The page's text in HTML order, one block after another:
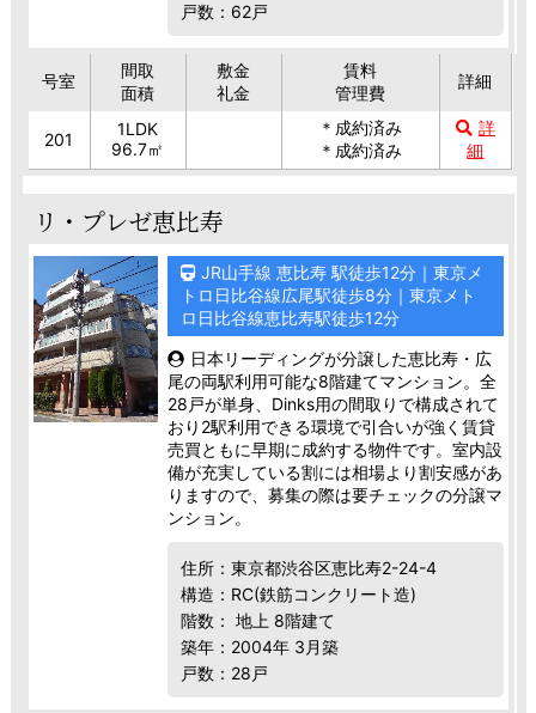
戸数：62戸
号室
間取
面積
敷金
礼金
賃料
管理費
詳細
201
1LDK
96.7㎡
＊成約済み
＊成約済み
詳
細
リ・プレゼ恵比寿
JR山手線 恵比寿 駅徒歩12分｜東京メ
トロ日比谷線広尾駅徒歩8分｜東京メト
ロ日比谷線恵比寿駅徒歩12分
日本リーディングが分譲した恵比寿・広
尾の両駅利用可能な8階建てマンション。全
28戸が単身、Dinks用の間取りで構成されて
おり2駅利用できる環境で引合いが強く賃貸
売買ともに早期に成約する物件です。室内設
備が充実している割には相場より割安感があ
りますので、募集の際は要チェックの分譲マ
ンション。
住所：東京都渋谷区恵比寿2-24-4
構造：RC(鉄筋コンクリート造)
階数： 地上 8階建て
築年：2004年 3月築
戸数：28戸